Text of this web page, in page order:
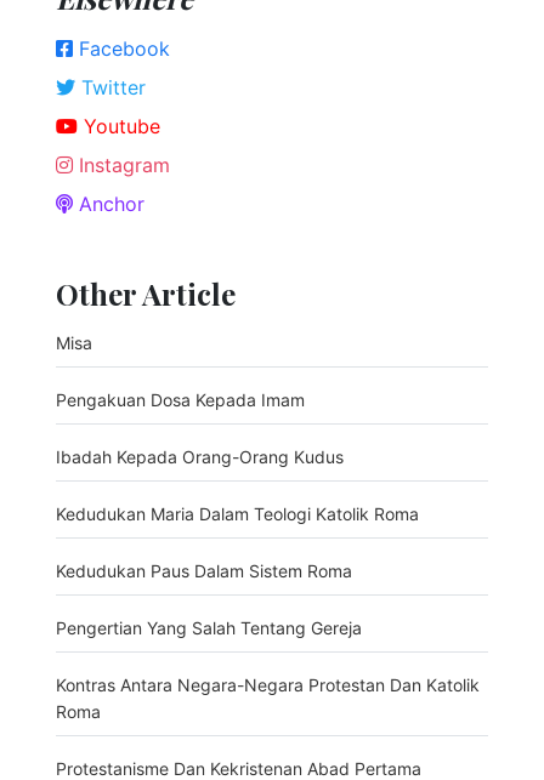
Facebook
Twitter
Youtube
Instagram
Anchor
Other Article
Misa
Pengakuan Dosa Kepada Imam
Ibadah Kepada Orang-Orang Kudus
Kedudukan Maria Dalam Teologi Katolik Roma
Kedudukan Paus Dalam Sistem Roma
Pengertian Yang Salah Tentang Gereja
Kontras Antara Negara-Negara Protestan Dan Katolik
Roma
Protestanisme Dan Kekristenan Abad Pertama